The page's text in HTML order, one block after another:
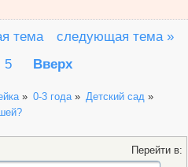
тема
следующая тема »
5 Вверх
» 0-3 года» Детский сад »
Перейти в: